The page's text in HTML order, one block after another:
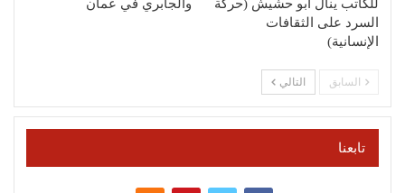
للكاتب ينال أبو حشيش (حركة
السرد على الثقافات
الإنسانية)
والجابري في عمان
السابق التالي
تابعنا